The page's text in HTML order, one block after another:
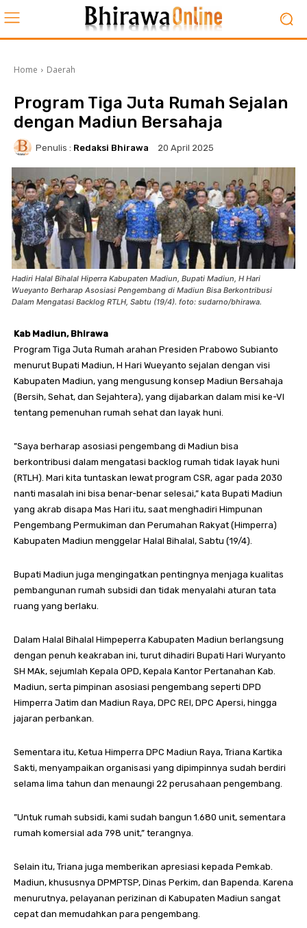
Home Daerah
Program Tiga Juta Rumah Sejalan
dengan Madiun Bersahaja
Penulis : Redaksi Bhirawa 20 April 2025
Hadiri Halal Bihalal Hiperra Kabupaten Madiun, Bupati Madiun, H Hari
Wueyanto Berharap Asosiasi Pengembang di Madiun Bisa Berkontribusi
Dalam Mengatasi Backlog RTLH, Sabtu (19/4). foto: sudarno/bhirawa.
Kab Madiun, Bhirawa
Program Tiga Juta Rumah arahan Presiden Prabowo Subianto
menurut Bupati Madiun, H Hari Wueyanto sejalan dengan visi
Kabupaten Madiun, yang mengusung konsep Madiun Bersahaja
(Bersih, Sehat, dan Sejahtera), yang dijabarkan dalam misi ke-VI
tentang pemenuhan rumah sehat dan layak huni.
”Saya berharap asosiasi pengembang di Madiun bisa
berkontribusi dalam mengatasi backlog rumah tidak layak huni
(RTLH). Mari kita tuntaskan lewat program CSR, agar pada 2030
nanti masalah ini bisa benar-benar selesai,” kata Bupati Madiun
yang akrab disapa Mas Hari itu, saat menghadiri Himpunan
Pengembang Permukiman dan Perumahan Rakyat (Himperra)
Kabupaten Madiun menggelar Halal Bihalal, Sabtu (19/4).
Bupati Madiun juga mengingatkan pentingnya menjaga kualitas
pembangunan rumah subsidi dan tidak menyalahi aturan tata
ruang yang berlaku.
Dalam Halal Bihalal Himpeperra Kabupaten Madiun berlangsung
dengan penuh keakraban ini, turut dihadiri Bupati Hari Wuryanto
SH MAk, sejumlah Kepala OPD, Kepala Kantor Pertanahan Kab.
Madiun, serta pimpinan asosiasi pengembang seperti DPD
Himperra Jatim dan Madiun Raya, DPC REI, DPC Apersi, hingga
jajaran perbankan.
Sementara itu, Ketua Himperra DPC Madiun Raya, Triana Kartika
Sakti, menyampaikan organisasi yang dipimpinnya sudah berdiri
selama lima tahun dan menaungi 22 perusahaan pengembang.
”Untuk rumah subsidi, kami sudah bangun 1.680 unit, sementara
rumah komersial ada 798 unit,” terangnya.
Selain itu, Triana juga memberikan apresiasi kepada Pemkab.
Madiun, khususnya DPMPTSP, Dinas Perkim, dan Bapenda. Karena
menurutnya, pelayanan perizinan di Kabupaten Madiun sangat
cepat dan memudahkan para pengembang.